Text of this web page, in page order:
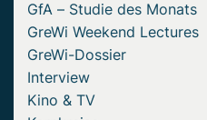
GfA – Studie des Monats
GreWi Weekend Lectures
GreWi-Dossier
Interview
Kino & TV